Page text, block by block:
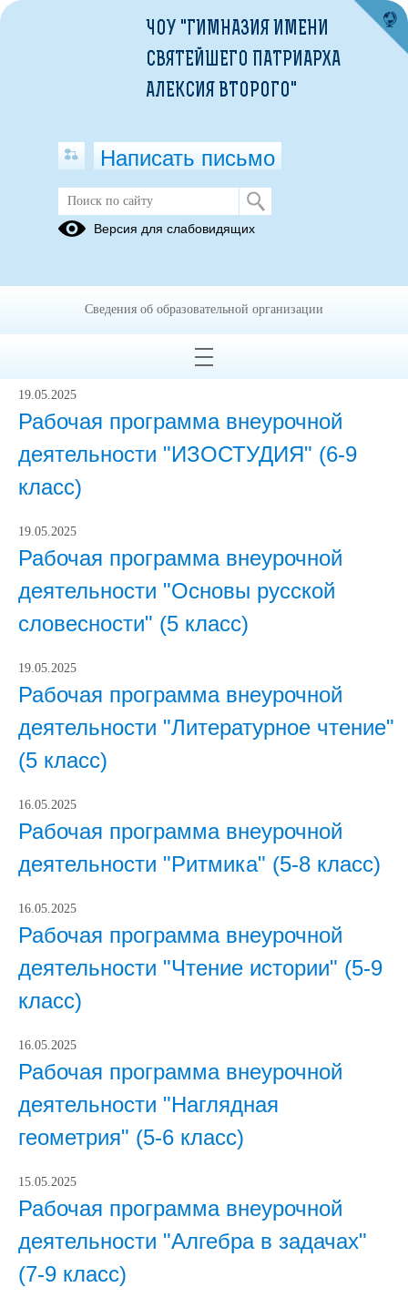
Публикации за Май 2025
Рабочая программа внеурочной
деятельности "Столярное дело"(8-9
19.05.2025
Рабочая программа внеурочной
деятельности "ИЗОСТУДИЯ" (6-9
класс)
19.05.2025
Рабочая программа внеурочной
деятельности "Основы русской
словесности" (5 класс)
19.05.2025
Рабочая программа внеурочной
деятельности "Литературное чтение"
(5 класс)
16.05.2025
Рабочая программа внеурочной
деятельности "Ритмика" (5-8 класс)
16.05.2025
Рабочая программа внеурочной
деятельности "Чтение истории" (5-9
класс)
16.05.2025
Рабочая программа внеурочной
деятельности "Наглядная
геометрия" (5-6 класс)
15.05.2025
Рабочая программа внеурочной
деятельности "Алгебра в задачах"
(7-9 класс)
ЧОУ "ГИМНАЗИЯ ИМЕНИ
СВЯТЕЙШЕГО ПАТРИАРХА
АЛЕКСИЯ ВТОРОГО"
Написать письмо
Версия для слабовидящих
Сведения об образовательной организации